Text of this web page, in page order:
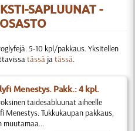
SAPLUUNAT -
5-10 kpl/pakkaus. Yksitellen
tässäjatässä.
Menestys. Pakk.: 4 kpl.
taidesabluunat aiheelle
Menestys. Tukkukaupan pakkaus,
muutamaa...